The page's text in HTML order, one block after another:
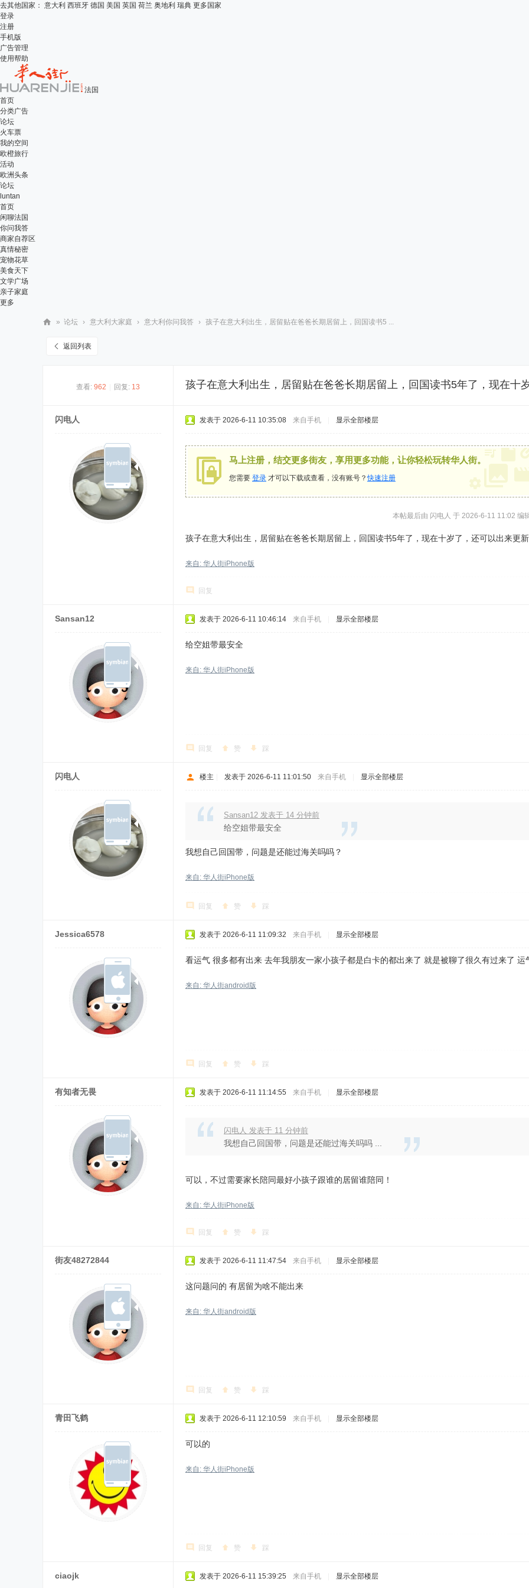
去其他国家： 意大利 西班牙 德国 美国 英国 荷兰 奥地利 瑞典 更多国家
登录
注册
手机版
广告管理
使用帮助
法国
首页
分类广告
论坛
火车票
我的空间
欧橙旅行
活动
欧洲头条
论坛
luntan
首页
闲聊法国
你问我答
商家自荐区
真情秘密
宠物花草
美食天下
文学广场
亲子家庭
更多
» 论坛 › 意大利大家庭 › 意大利你问我答 › 孩子在意大利出生，居留贴在爸爸长期居留上，回国读书5 ...
返回列表
查看: 962 回复: 13 孩子在意大利出生，居留贴在爸爸长期居留上，回国读书5年了，现在十
闪电人 发表于 2026-6-11 10:35:08 来自手机 显示全部楼层
马上注册，结交更多街友，享用更多功能，让你轻松玩转华人街。
您需要 登录 才可以下载或查看，没有账号？快速注册
本帖最后由 闪电人 于 2026-6-11 11:02 编
孩子在意大利出生，居留贴在爸爸长期居留上，回国读书5年了，现在十岁了，还可以出来更
来自: 华人街iPhone版
回复
Sansan12 发表于 2026-6-11 10:46:14 来自手机 显示全部楼层
给空姐带最安全
来自: 华人街iPhone版
回复 赞 踩
闪电人 楼主 发表于 2026-6-11 11:01:50 来自手机 显示全部楼层
Sansan12 发表于 14 分钟前
给空姐带最安全
我想自己回国带，问题是还能过海关吗吗？
来自: 华人街iPhone版
回复 赞 踩
Jessica6578 发表于 2026-6-11 11:09:32 来自手机 显示全部楼层
看运气 很多都有出来 去年我朋友一家小孩子都是白卡的都出来了 就是被聊了很久有过来了 运
来自: 华人街android版
回复 赞 踩
有知者无畏 发表于 2026-6-11 11:14:55 来自手机 显示全部楼层
闪电人 发表于 11 分钟前
我想自己回国带，问题是还能过海关吗吗 ...
可以，不过需要家长陪同最好小孩子跟谁的居留谁陪同！
来自: 华人街iPhone版
回复 赞 踩
街友48272844 发表于 2026-6-11 11:47:54 来自手机 显示全部楼层
这问题问的 有居留为啥不能出来
来自: 华人街android版
回复 赞 踩
青田飞鹤 发表于 2026-6-11 12:10:59 来自手机 显示全部楼层
可以的
来自: 华人街iPhone版
回复 赞 踩
ciaojk 发表于 2026-6-11 15:39:25 来自手机 显示全部楼层